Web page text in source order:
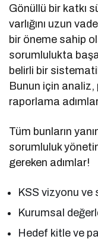
Gönüllü bir katkı
varlığını uzun
bir öneme sahip
sorumlulukta
belirli bir
Bunun için
raporlama
Tüm bunların
sorumluluk
gereken adımlar!
KSS vizyonu
Kurumsal
Hedef kitle ve